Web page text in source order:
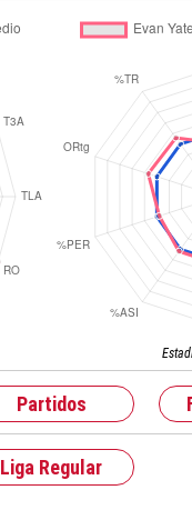
Partidos
Liga Regular